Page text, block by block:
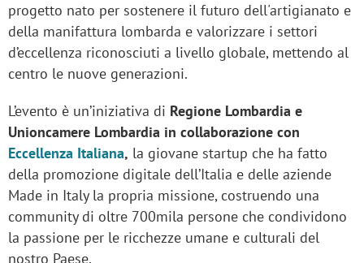
progetto nato per sostenere il futuro dell'artigianato e
della manifattura lombarda e valorizzare i settori
d’eccellenza riconosciuti a livello globale, mettendo al
centro le nuove generazioni.
L’evento è un’iniziativa di Regione Lombardia e
Unioncamere Lombardia in collaborazione con
Eccellenza Italiana, la giovane startup che ha fatto
della promozione digitale dell’Italia e delle aziende
Made in Italy la propria missione, costruendo una
community di oltre 700mila persone che condividono
la passione per le ricchezze umane e culturali del
nostro Paese.